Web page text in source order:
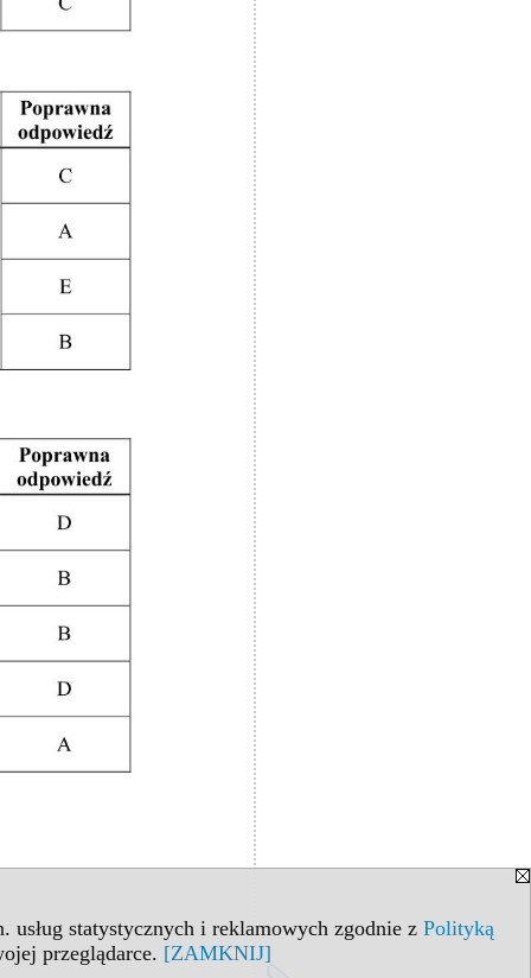
statystycznych i reklamowych zgodnie z Polityką
przeglądarce. [ZAMKNIJ]